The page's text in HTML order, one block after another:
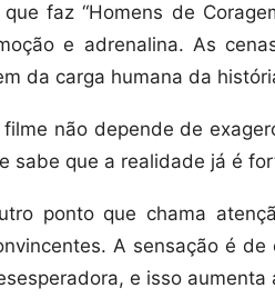
que faz “Homens de
e adrenalina. As
da carga humana da
filme não depende de
sabe que a realidade já é
ponto que chama
A sensação é
e isso